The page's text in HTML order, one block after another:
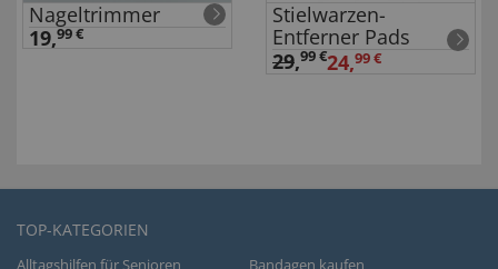
Nageltrimmer
19,99 €
Stielwarzen-
Entferner Pads
29,99 €24,99 €
TOP-KATEGORIEN
Alltagshilfen für Senioren
Bandagen kaufen